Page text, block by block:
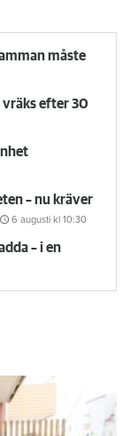
måste
vräks efter 30
– nu kräver
6 augusti kl 10:30
– i en